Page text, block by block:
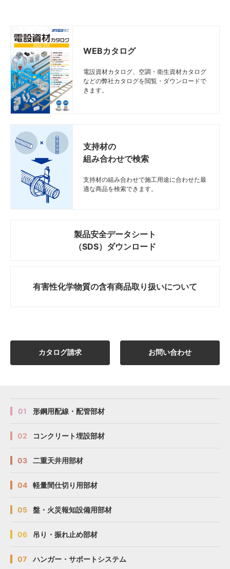
WEBカタログ
電設資材カタログ、空調・衛生資材カタログ
などの弊社カタログを閲覧・ダウンロードで
きます。
支持材の
組み合わせで検索
支持材の組み合わせで施工用途に合わせた最
適な商品を検索できます。
製品安全データシート
（SDS）ダウンロード
有害性化学物質の含有商品取り扱いについて
カタログ請求 お問い合わせ
01 形鋼用配線・配管部材
02 コンクリート埋設部材
03 二重天井用部材
04 軽量間仕切り用部材
05 盤・火災報知設備用部材
06 吊り・振れ止め部材
07 ハンガー・サポートシステム